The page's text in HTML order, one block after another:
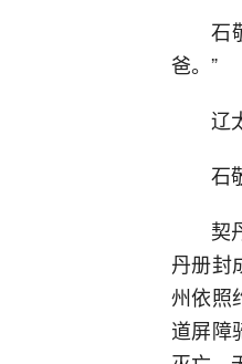
石
爸。”
辽
石
契
丹册封
州依照
道屏障